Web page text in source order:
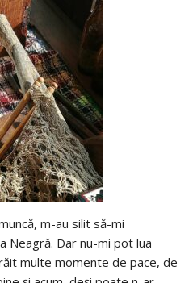
m-au silit să-mi
Neagră. Dar nu-mi pot lua
multe momente de pace, de